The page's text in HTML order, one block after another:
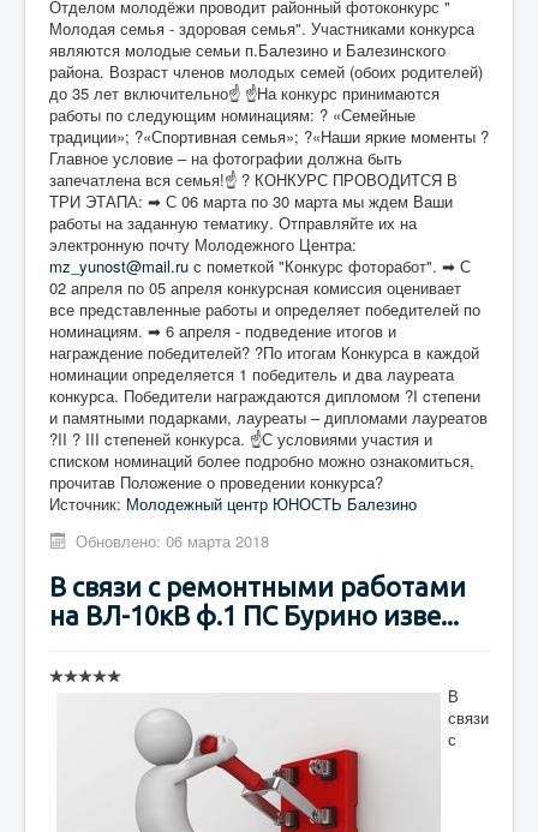
Отделом молодёжи проводит районный фотоконкурс "
Молодая семья - здоровая семья". Участниками конкурса
являются молодые семьи п.Балезино и Балезинского
района. Возраст членов молодых семей (обоих родителей)
до 35 лет включительно☝ ☝На конкурс принимаются
работы по следующим номинациям: ? «Семейные
традиции»; ?«Спортивная семья»; ?«Наши яркие моменты ?
Главное условие – на фотографии должна быть
запечатлена вся семья!☝ ? КОНКУРС ПРОВОДИТСЯ В
ТРИ ЭТАПА: ➡ С 06 марта по 30 марта мы ждем Ваши
работы на заданную тематику. Отправляйте их на
электронную почту Молодежного Центра:
mz_yunost@mail.ru с пометкой "Конкурс фоторабот". ➡ С
02 апреля по 05 апреля конкурсная комиссия оценивает
все представленные работы и определяет победителей по
номинациям. ➡ 6 апреля - подведение итогов и
награждение победителей? ?По итогам Конкурса в каждой
номинации определяется 1 победитель и два лауреата
конкурса. Победители награждаются дипломом ?I cтепени
и памятными подарками, лауреаты – дипломами лауреатов
?II ? III cтепеней конкурса. ☝С условиями участия и
списком номинаций более подробно можно ознакомиться,
прочитав Положение о проведении конкурса?
Источник: Молодежный центр ЮНОСТЬ Балезино
Обновлено: 06 марта 2018
В связи с ремонтными работами
на ВЛ-10кВ ф.1 ПС Бурино изве...
В
связи
с